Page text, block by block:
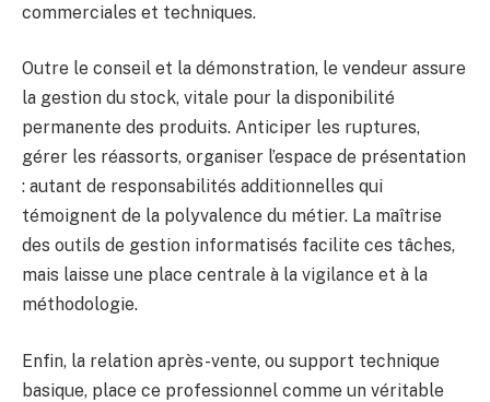
commerciales et techniques.
Outre le conseil et la démonstration, le vendeur assure
la gestion du stock, vitale pour la disponibilité
permanente des produits. Anticiper les ruptures,
gérer les réassorts, organiser l’espace de présentation
: autant de responsabilités additionnelles qui
témoignent de la polyvalence du métier. La maîtrise
des outils de gestion informatisés facilite ces tâches,
mais laisse une place centrale à la vigilance et à la
méthodologie.
Enfin, la relation après-vente, ou support technique
basique, place ce professionnel comme un véritable